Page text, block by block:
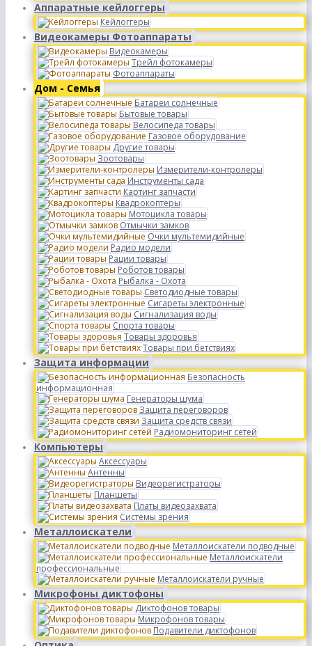
Аппаратные кейлоггеры
Кейлоггеры
Видеокамеры Фотоаппараты
Видеокамеры
Трейл фотокамеры
Фотоаппараты
Дом - Семья
Батареи солнечные
Бытовые товары
Велосипеда товары
Газовое оборудование
Другие товары
Зоотовары
Измерители-контролеры
Инструменты сада
Картинг запчасти
Квадрокоптеры
Мотоцикла товары
Отмычки замков
Очки мультемидийные
Радио модели
Рации товары
Роботов товары
Рыбалка - Охота
Светодиодные товары
Сигареты электронные
Сигнализация воды
Спорта товары
Товары здоровья
Товары при бетствиях
Защита информации
Безопасность
информационная
Генераторы шума
Защита переговоров
Защита средств связи
Радиомониторинг сетей
Компьютеры
Аксессуары
Антенны
Видеорегистраторы
Планшеты
Платы видеозахвата
Системы зрения
Металлоискатели
Металлоискатели подводные
Металлоискатели
профессиональные
Металлоискатели ручные
Микрофоны диктофоны
Диктофонов товары
Микрофонов товары
Подавители диктофонов